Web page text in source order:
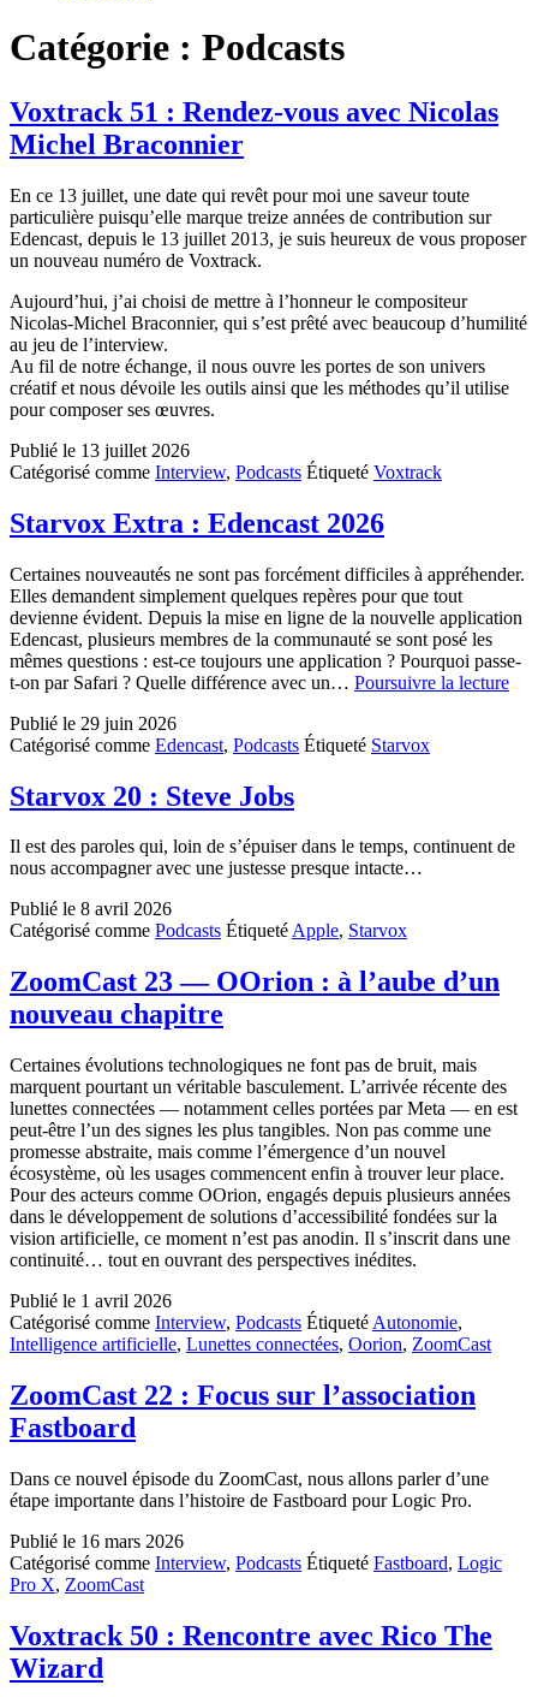
Catégorie : Podcasts
Voxtrack 51 : Rendez-vous avec Nicolas
Michel Braconnier
En ce 13 juillet, une date qui revêt pour moi une saveur toute
particulière puisqu’elle marque treize années de contribution sur
Edencast, depuis le 13 juillet 2013, je suis heureux de vous proposer
un nouveau numéro de Voxtrack.
Aujourd’hui, j’ai choisi de mettre à l’honneur le compositeur
Nicolas-Michel Braconnier, qui s’est prêté avec beaucoup d’humilité
au jeu de l’interview.
Au fil de notre échange, il nous ouvre les portes de son univers
créatif et nous dévoile les outils ainsi que les méthodes qu’il utilise
pour composer ses œuvres.
Publié le 13 juillet 2026
Catégorisé comme Interview, Podcasts Étiqueté Voxtrack
Starvox Extra : Edencast 2026
Certaines nouveautés ne sont pas forcément difficiles à appréhender.
Elles demandent simplement quelques repères pour que tout
devienne évident. Depuis la mise en ligne de la nouvelle application
Edencast, plusieurs membres de la communauté se sont posé les
mêmes questions : est-ce toujours une application ? Pourquoi passe-
t-on par Safari ? Quelle différence avec un… Poursuivre la lecture
Publié le 29 juin 2026
Catégorisé comme Edencast, Podcasts Étiqueté Starvox
Starvox 20 : Steve Jobs
Il est des paroles qui, loin de s’épuiser dans le temps, continuent de
nous accompagner avec une justesse presque intacte…
Publié le 8 avril 2026
Catégorisé comme Podcasts ÉtiquetéApple, Starvox
ZoomCast 23 — OOrion : à l’aube d’un
nouveau chapitre
Certaines évolutions technologiques ne font pas de bruit, mais
marquent pourtant un véritable basculement. L’arrivée récente des
lunettes connectées — notamment celles portées par Meta — en est
peut-être l’un des signes les plus tangibles. Non pas comme une
promesse abstraite, mais comme l’émergence d’un nouvel
écosystème, où les usages commencent enfin à trouver leur place.
Pour des acteurs comme OOrion, engagés depuis plusieurs années
dans le développement de solutions d’accessibilité fondées sur la
vision artificielle, ce moment n’est pas anodin. Il s’inscrit dans une
continuité… tout en ouvrant des perspectives inédites.
Publié le 1 avril 2026
Catégorisé comme Interview, Podcasts Étiqueté Autonomie,
Intelligence artificielle, Lunettes connectées, Oorion, ZoomCast
ZoomCast 22 : Focus sur l’association
Fastboard
Dans ce nouvel épisode du ZoomCast, nous allons parler d’une
étape importante dans l’histoire de Fastboard pour Logic Pro.
Publié le 16 mars 2026
Catégorisé comme Interview, Podcasts Étiqueté Fastboard, Logic
Pro X, ZoomCast
Voxtrack 50 : Rencontre avec Rico The
Wizard